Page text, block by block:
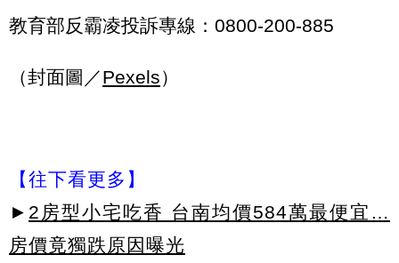
教育部反霸凌投訴專線：0800-200-885
（封面圖／Pexels）
【往下看更多】
► 2房型小宅吃香 台南均價584萬最便宜…
房價竟獨跌原因曝光